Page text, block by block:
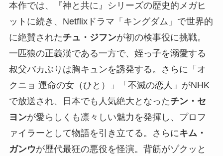
本作では、『神と共に』シリーズの歴史的メガヒ
ットに続き、Netflixドラマ「キングダム」で世界的
に絶賛されたチュ・ジフンが初の検事役に挑戦。
一匹狼の正義漢である一方で、姪っ子を溺愛する
叔父バカぶりは胸キュンを誘発する。さらに「オ
クニョ 運命の女（ひと）」「不滅の恋人」がNHK
で放送され、日本でも人気絶大となったチン・セ
ヨンが愛らしくも凛々しい魅力を発揮し、プロフ
ァイラーとして物語を引き立てる。さらにキム・
ガンウが歴代最狂の悪役を怪演。背筋がゾクッと